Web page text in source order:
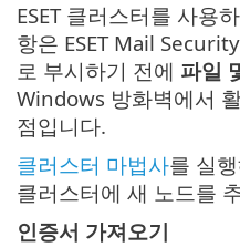
ESET 클러스터를 사용
항은 ESET Mail
로 부시하기 전에 파일
Windows 방화벽에서
점입니다.
클러스터 마법사를 실
클러스터에 새 노드를
인증서 가져오기